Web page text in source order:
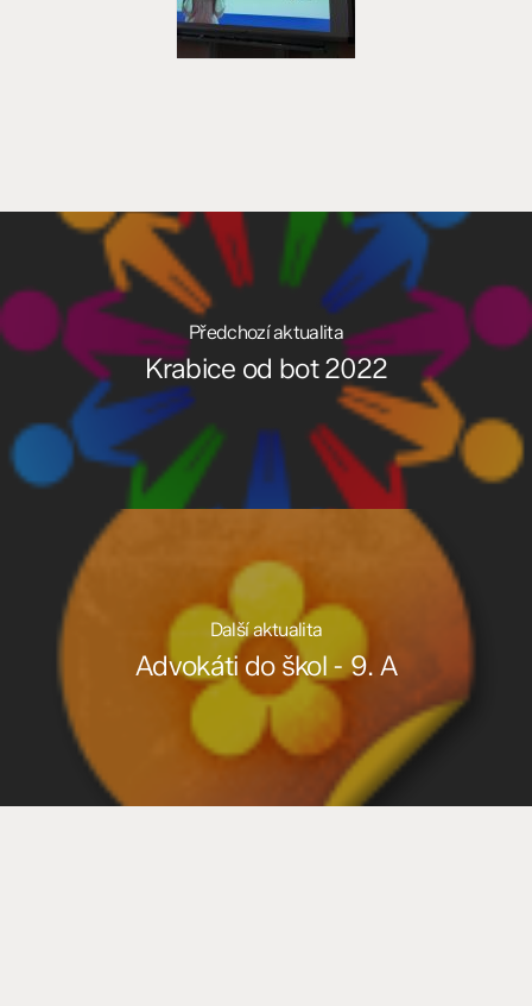
Předchozí aktualita
Krabice od bot 2022
Další aktualita
Advokáti do škol - 9. A